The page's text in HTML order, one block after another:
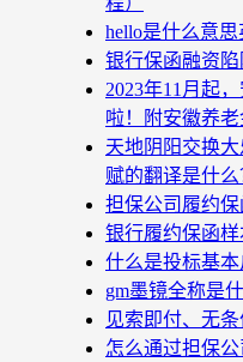
hello是什么意思
银行保函融资陷
2023年11月起
啦！附安徽养老
天地阴阳交换
赋的翻译是什么
担保公司履约保
银行履约保函样
什么是投标基本
gm墨镜全称是
见索即付、无
怎么通过担保公